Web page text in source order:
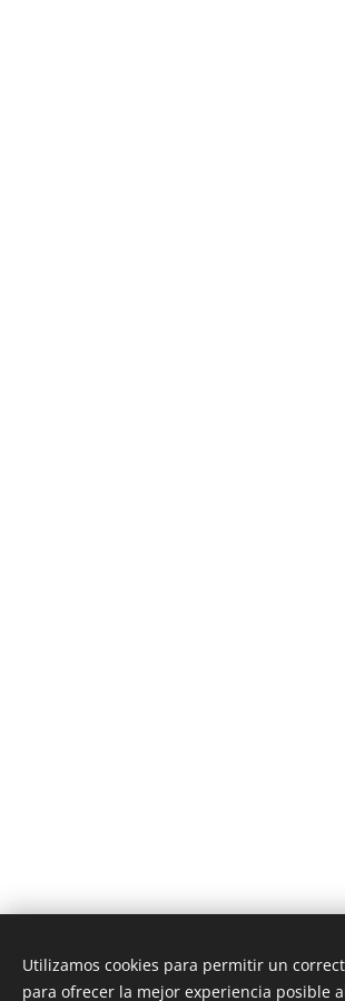
Utilizamos cookies para permitir un
para ofrecer la mejor experiencia posible